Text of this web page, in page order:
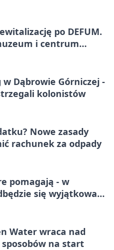
po DEFUM.
i centrum
Dąbrowie Górniczej -
kolonistów
Nowe zasady
rachunek za odpady
pomagają - w
się wyjątkowa
Water wraca nad
sposobów na start